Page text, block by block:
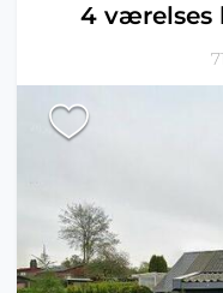
4 værelses